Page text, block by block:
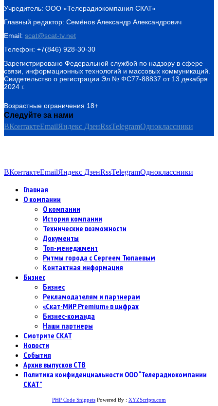
Учредитель: ООО «Телерадиокомпания СКАТ»
Главный редактор: Семёнов Александр Александрович
Email: scat@scat-tv.net
Телефон: +7(846) 928-30-30
Зарегистрировано Федеральной службой по надзору в сфере
связи, информационных технологий и массовых коммуникаций.
Свидетельство о регистрации Эл № ФС77-88837 от 13 декабря
2024 г.
Возрастные ограничения 18+
Следуйте за нами
ВКонтактеEmailЯндекс ДзенRssTelegramОдноклассники
ВКонтактеEmailЯндекс ДзенRssTelegramОдноклассники
Главная
О компании
О компании
История компании
Технические возможности
Документы
Топ-менеджмент
Ритмы города с Сергеем Тюпаевым
Контактная информация
Бизнес
Бизнес
Рекламодателям и партнерам
«Скат-МИР Premium» в цифрах
Бизнес-команда
Наши партнеры
Смотрите СКАТ
Новости
События
Архив выпусков СТВ
Политика конфиденциальности ООО “Телерадиокомпании
СКАТ”
PHP Code Snippets Powered By : XYZScripts.com